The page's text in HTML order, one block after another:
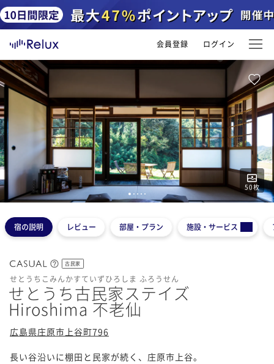
会員登録 ログイン
50枚
1 23 4 5
宿の説明 レビュー 部屋・プラン 施設・サービス
古民家
せとうちこみんかすていずひろしま ふろうせん
せとうち古民家ステイズ
Hiroshima 不老仙
広島県庄原市上谷町796
長い谷沿いに棚田と民家が続く、庄原市上谷。